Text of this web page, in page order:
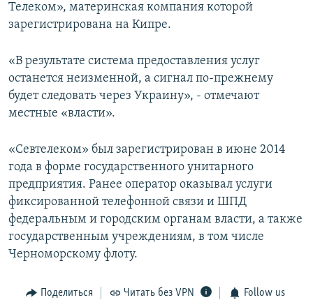
Телеком», материнская компания которой
зарегистрирована на Кипре.
«В результате система предоставления услуг
останется неизменной, а сигнал по-прежнему
будет следовать через Украину», - отмечают
местные «власти».
«Севтелеком» был зарегистрирован в июне 2014
года в форме государственного унитарного
предприятия. Ранее оператор оказывал услуги
фиксированной телефонной связи и ШПД
федеральным и городским органам власти, а также
государственным учреждениям, в том числе
Черноморскому флоту.
Поделиться Читать без VPN Follow us